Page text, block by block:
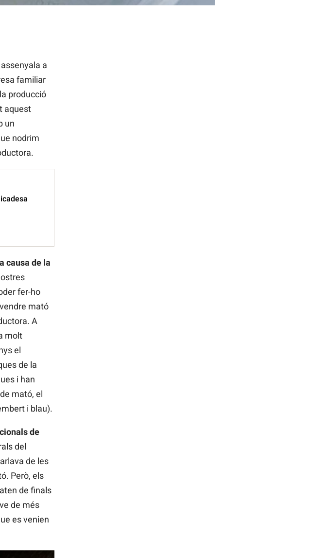
a
familiar
producció
aquest
un
nodrim
causa de la
fer-ho
mató
A
molt
el
de la
i han
mató, el
i blau).
de
del
de les
Però, els
de finals
de més
es venien